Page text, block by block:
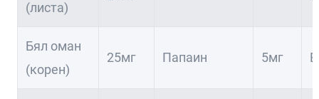
(листа)
Бял оман
(корен)
25мг Папаин 5мг